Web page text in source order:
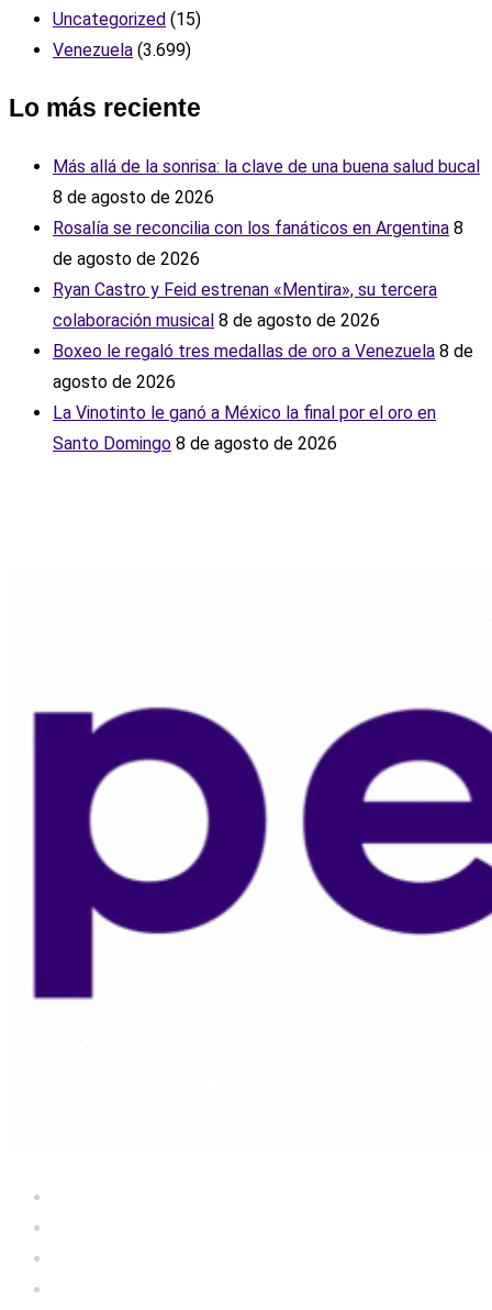
Uncategorized (15)
Venezuela (3.699)
Lo más reciente
Más allá de la sonrisa: la clave de una buena salud bucal
8 de agosto de 2026
Rosalía se reconcilia con los fanáticos en Argentina 8
de agosto de 2026
Ryan Castro y Feid estrenan «Mentira», su tercera
colaboración musical 8 de agosto de 2026
Boxeo le regaló tres medallas de oro a Venezuela 8 de
agosto de 2026
La Vinotinto le ganó a México la final por el oro en
Santo Domingo 8 de agosto de 2026